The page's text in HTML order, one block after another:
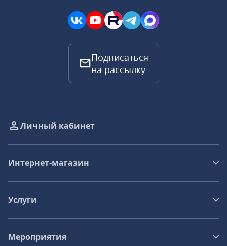
Подписаться
на рассылку
Личный кабинет
Интернет-магазин
Услуги
Мероприятия